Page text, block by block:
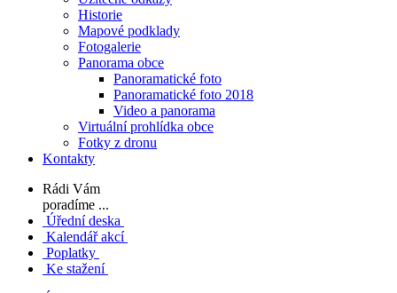
Historie
Mapové podklady
Fotogalerie
Panorama obce
Panoramatické foto
Panoramatické foto 2018
Video a panorama
Virtuální prohlídka obce
Fotky z dronu
Kontakty
Rádi Vám
poradíme ...
Úřední deska
Kalendář akcí
Poplatky
Ke stažení